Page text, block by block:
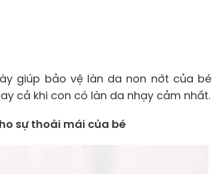
giúp bảo vệ làn da non nớt của bé
cả khi con có làn da nhạy cảm nhất.
sự thoải mái của bé